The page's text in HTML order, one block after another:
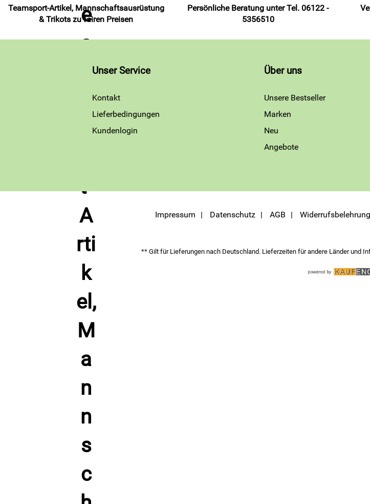
Teamsport-Artikel, Mannschaftsausrüstung
& Trikots zu fairen Preisen
Persönliche Beratung unter Tel. 06122 -
5356510
Unser Service
Kontakt
Lieferbedingungen
Kundenlogin
Über uns
Unsere Bestseller
Marken
Neu
Angebote
Impressum Datenschutz AGB Widerrufsbelehrung
** Gilt für Lieferungen nach Deutschland. Lieferzeiten für andere Länder und